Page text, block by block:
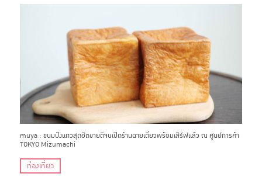
muya : ขนมปังแถวสุดฮิตขายดีจนเปิดร้านฉายเดี่ยวพร้อมเสิร์ฟแล้ว ณ ศูนย์การค้า
TOKYO Mizumachi
ท่องเที่ยว